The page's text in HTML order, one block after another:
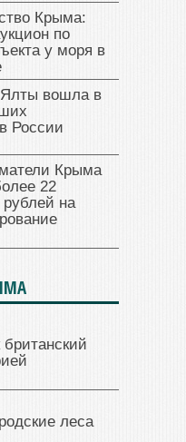
Крыма:
по
у моря в
Ялты вошла в
России
Крыма
22
на
леса